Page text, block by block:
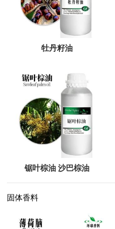
牡丹籽油
锯叶棕油 沙巴棕油
固体香料